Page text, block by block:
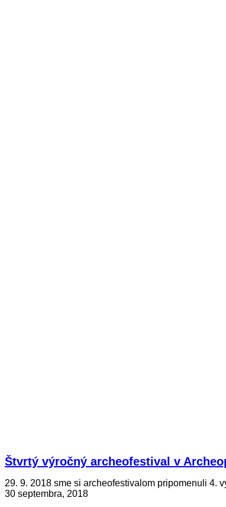
Štvrtý výročný archeofestival v
29. 9. 2018 sme si archeofestivalom pripomenuli 4.
30 septembra, 2018